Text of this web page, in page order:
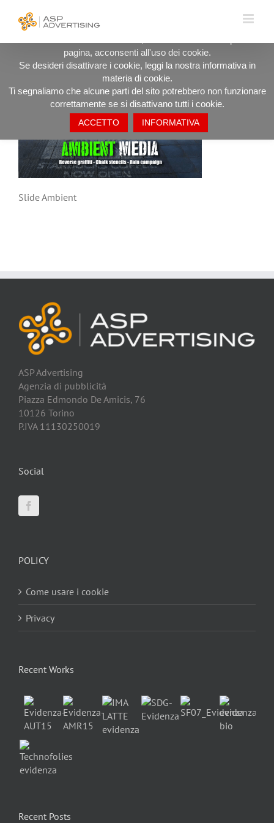
contenuto
Slide Ambient
Slide Ambient
ASP Advertising
Agenzia di pubblicità
Piazza Edmondo De Amicis, 76
10126 Torino
P.IVA 11130250019
Social
POLICY
Come usare i cookie
Privacy
Recent Works
Recent Posts
UTILIZZIAMO I COOKIE PER OFFRIRTI LA MIGLIORE
ESPERIENZA DI NAVIGAZIONE POSSIBILE.
pagina, acconsenti all'uso dei cookie.
Se desideri disattivare i cookie, leggi la nostra informativa in
materia di cookie.
Ti segnaliamo che alcune parti del sito potrebbero non funzionare
correttamente se si disattivano tutti i cookie.
ACCETTO INFORMATIVA